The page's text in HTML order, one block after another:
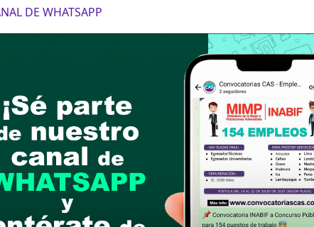
o materia: 06 meses en institución educativa o
Cursos relacionados a:
y orientación educativa; o
Niñas y adolescentes o atención de la
de proyectos educativos, sociales o
LEONCIO PRADO (IE FOCALIZADA)
del 2025
DE WHATSAPP